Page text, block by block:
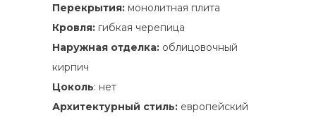
Перекрытия: монолитная плита
Кровля: гибкая черепица
Наружная отделка: облицовочный
кирпич
Цоколь: нет
Архитектурный стиль: европейский